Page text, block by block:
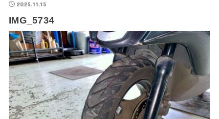
2025.11.15
IMG_5734